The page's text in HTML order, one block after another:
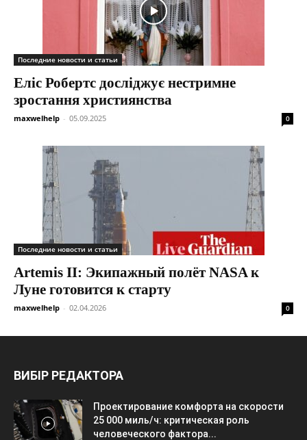
Последние новости и статьи
Еліс Робертс досліджує нестримне
зростання християнства
maxwelhelp - 05.09.2025 0
Последние новости и статьи
Artemis II: Экипажный полёт NASA к
Луне готовится к старту
maxwelhelp - 02.04.2026 0
ВИБІР РЕДАКТОРА
Проектирование комфорта на скорости
25 000 миль/ч: критическая роль
человеческого фактора...